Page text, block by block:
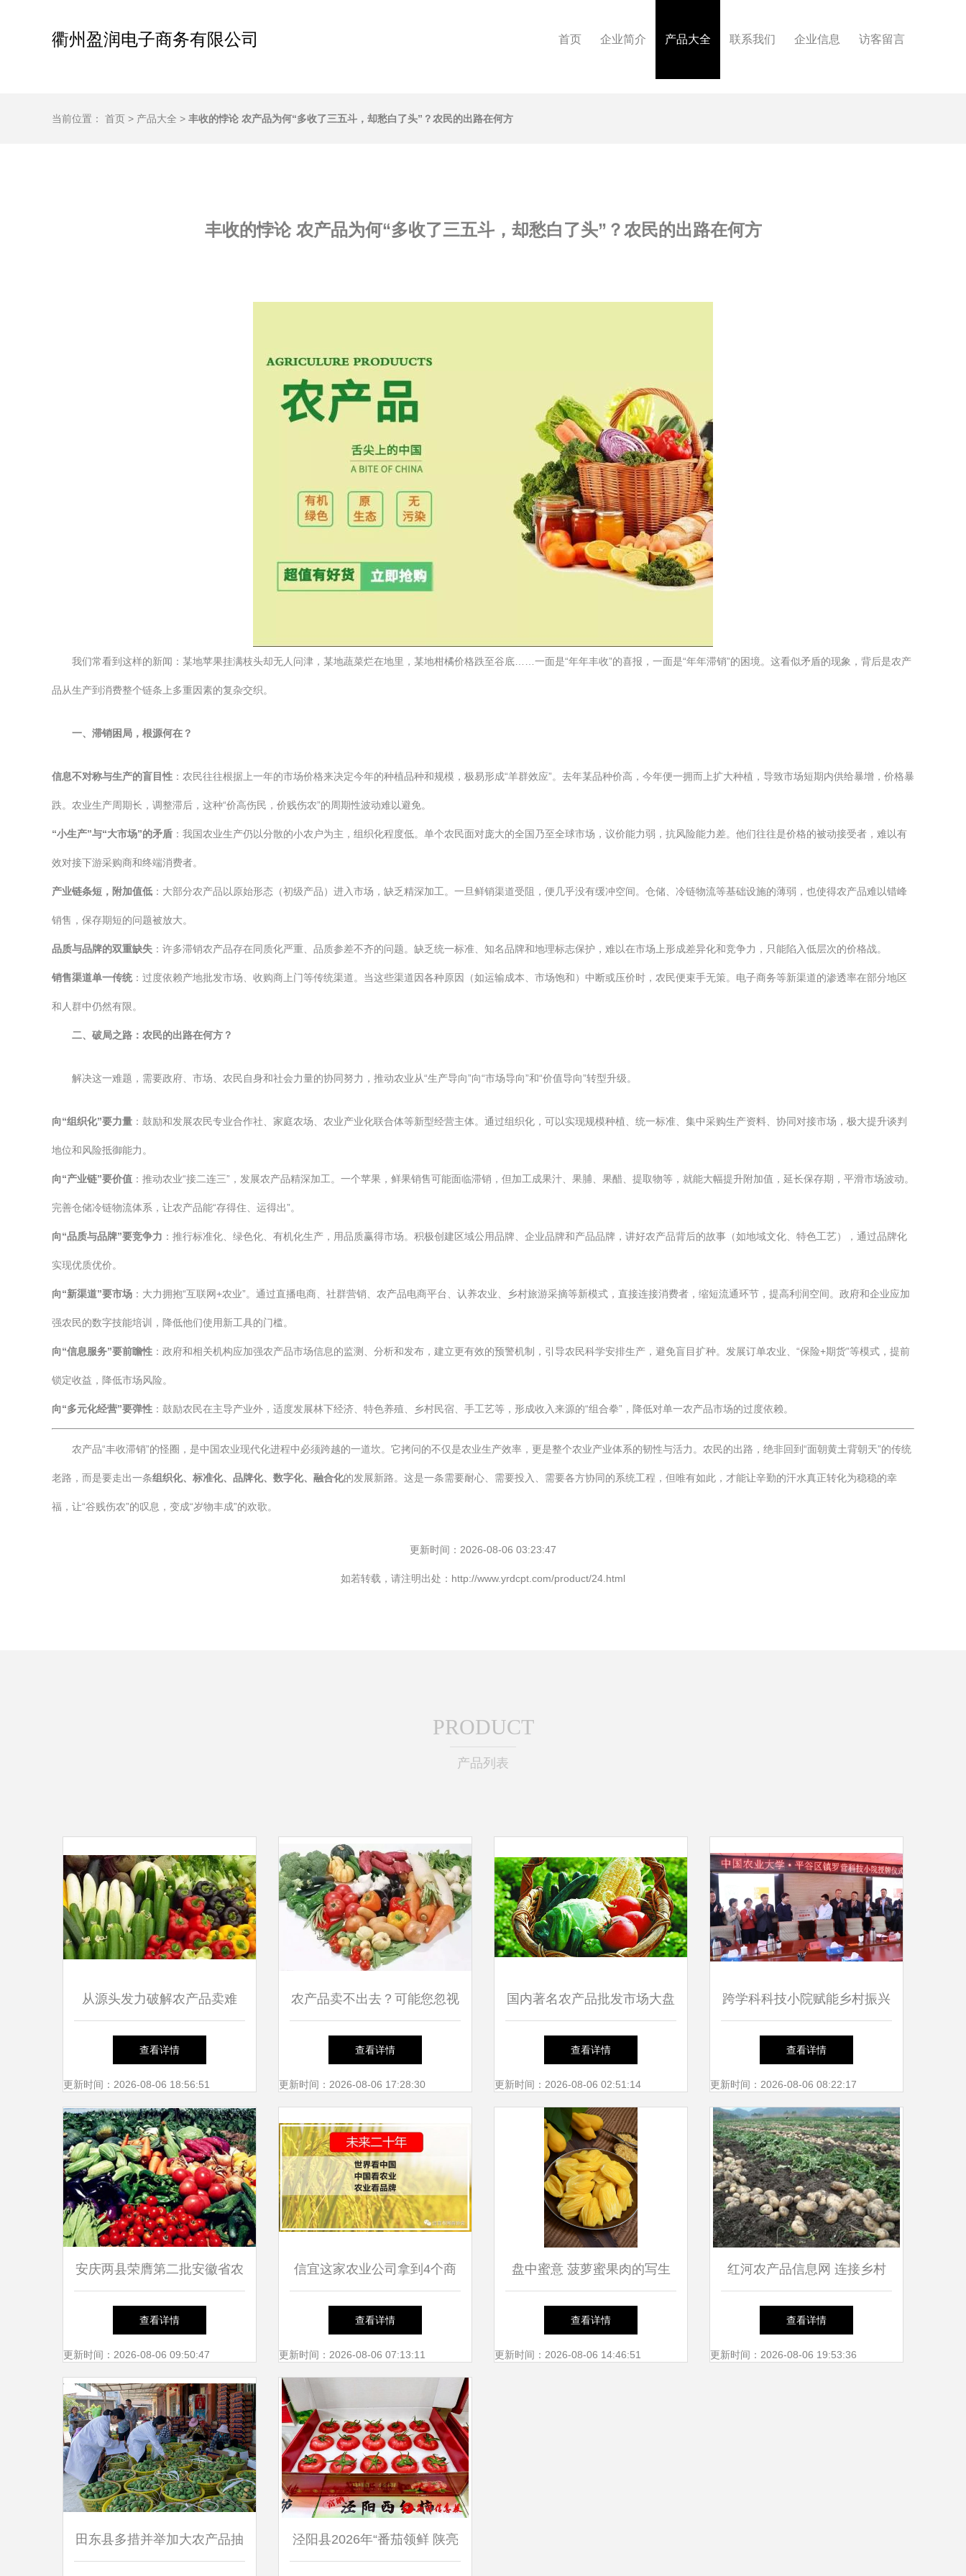
衢州盈润电子商务有限公司 首页 企业简介 产品大全 联系我们 企业信息 访客留言
当前位置： 首页 > 产品大全 > 丰收的悖论 农产品为何“多收了三五斗，却愁白了头”？农民的出路在何方
丰收的悖论 农产品为何“多收了三五斗，却愁白了头”？农民的出路在何方
我们常看到这样的新闻：某地苹果挂满枝头却无人问津，某地蔬菜烂在地里，某地柑橘价格跌至谷底……一面是“年年丰收”的喜报，一面是“年年滞销”的困境。这看似矛盾的现象，背后是农产
品从生产到消费整个链条上多重因素的复杂交织。
一、滞销困局，根源何在？
信息不对称与生产的盲目性 ：农民往往根据上一年的市场价格来决定今年的种植品种和规模，极易形成“羊群效应”。去年某品种价高，今年便一拥而上扩大种植，导致市场短期内供给暴增，价格暴
跌。农业生产周期长，调整滞后，这种“价高伤民，价贱伤农”的周期性波动难以避免。
“小生产”与“大市场”的矛盾 ：我国农业生产仍以分散的小农户为主，组织化程度低。单个农民面对庞大的全国乃至全球市场，议价能力弱，抗风险能力差。他们往往是价格的被动接受者，难以有
效对接下游采购商和终端消费者。
产业链条短，附加值低 ：大部分农产品以原始形态（初级产品）进入市场，缺乏精深加工。一旦鲜销渠道受阻，便几乎没有缓冲空间。仓储、冷链物流等基础设施的薄弱，也使得农产品难以错峰
销售，保存期短的问题被放大。
品质与品牌的双重缺失 ：许多滞销农产品存在同质化严重、品质参差不齐的问题。缺乏统一标准、知名品牌和地理标志保护，难以在市场上形成差异化和竞争力，只能陷入低层次的价格战。
销售渠道单一传统：过度依赖产地批发市场、收购商上门等传统渠道。当这些渠道因各种原因（如运输成本、市场饱和）中断或压价时，农民便束手无策。电子商务等新渠道的渗透率在部分地区
和人群中仍然有限。
二、破局之路：农民的出路在何方？
解决这一难题，需要政府、市场、农民自身和社会力量的协同努力，推动农业从“生产导向”向“市场导向”和“价值导向”转型升级。
向“组织化”要力量 ：鼓励和发展农民专业合作社、家庭农场、农业产业化联合体等新型经营主体。通过组织化，可以实现规模种植、统一标准、集中采购生产资料、协同对接市场，极大提升谈判
地位和风险抵御能力。
向“产业链”要价值 ：推动农业“接二连三”，发展农产品精深加工。一个苹果，鲜果销售可能面临滞销，但加工成果汁、果脯、果醋、提取物等，就能大幅提升附加值，延长保存期，平滑市场波动。
完善仓储冷链物流体系，让农产品能“存得住、运得出”。
向“品质与品牌”要竞争力 ：推行标准化、绿色化、有机化生产，用品质赢得市场。积极创建区域公用品牌、企业品牌和产品品牌，讲好农产品背后的故事（如地域文化、特色工艺），通过品牌化
实现优质优价。
向“新渠道”要市场 ：大力拥抱“互联网+农业”。通过直播电商、社群营销、农产品电商平台、认养农业、乡村旅游采摘等新模式，直接连接消费者，缩短流通环节，提高利润空间。政府和企业应加
强农民的数字技能培训，降低他们使用新工具的门槛。
向“信息服务”要前瞻性 ：政府和相关机构应加强农产品市场信息的监测、分析和发布，建立更有效的预警机制，引导农民科学安排生产，避免盲目扩种。发展订单农业、“保险+期货”等模式，提前
锁定收益，降低市场风险。
向“多元化经营”要弹性 ：鼓励农民在主导产业外，适度发展林下经济、特色养殖、乡村民宿、手工艺等，形成收入来源的“组合拳”，降低对单一农产品市场的过度依赖。
农产品“丰收滞销”的怪圈，是中国农业现代化进程中必须跨越的一道坎。它拷问的不仅是农业生产效率，更是整个农业产业体系的韧性与活力。农民的出路，绝非回到“面朝黄土背朝天”的传统
老路，而是要走出一条组织化、标准化、品牌化、数字化、融合化的发展新路。这是一条需要耐心、需要投入、需要各方协同的系统工程，但唯有如此，才能让辛勤的汗水真正转化为稳稳的幸
福，让“谷贱伤农”的叹息，变成“岁物丰成”的欢歌。
更新时间：2026-08-06 03:23:47
如若转载，请注明出处：http://www.yrdcpt.com/product/24.html
PRODUCT
产品列表
从源头发力破解农产品卖难
——访农业农村部市场经济与
信息司司长唐珂
查看详情
更新时间：2026-08-06 18:56:51
农产品卖不出去？可能您忽视
了这些爆款技巧！
查看详情
更新时间：2026-08-06 17:28:30
国内著名农产品批发市场大盘
点 汇聚水土，流淌烟火气的
中华物流地标
查看详情
更新时间：2026-08-06 02:51:14
跨学科科技小院赋能乡村振兴
中国农业大学人发学院与平谷
镇罗营镇共筑农产品创新发展
新高地
查看详情
更新时间：2026-08-06 08:22:17
安庆两县荣膺第二批安徽省农
产品质量安全县，现代农业发
展再上新台阶
查看详情
更新时间：2026-08-06 09:50:47
信宜这家农业公司拿到4个商
标证 农产品打造品牌的八步
法
查看详情
更新时间：2026-08-06 07:13:11
盘中蜜意 菠萝蜜果肉的写生
密码
查看详情
更新时间：2026-08-06 14:46:51
红河农产品信息网 连接乡村
田野与城市餐桌的绿色纽带
查看详情
更新时间：2026-08-06 19:53:36
田东县多措并举加大农产品抽 泾阳县2026年“番茄领鲜 陕亮